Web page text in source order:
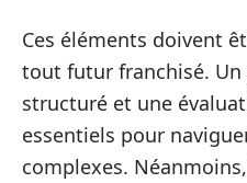
Ces éléments doivent
tout futur franchisé. Un
structuré et une
essentiels pour
complexes.